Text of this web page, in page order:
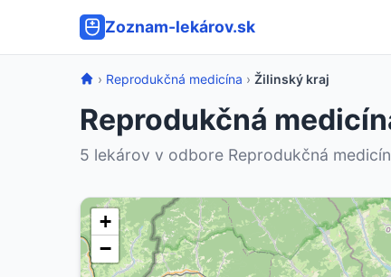
Zoznam-lekárov.sk
› Reprodukčná medicína › Žilinský kraj
Reprodukčná
5 lekárov v odbore Reprodukčná
+
−